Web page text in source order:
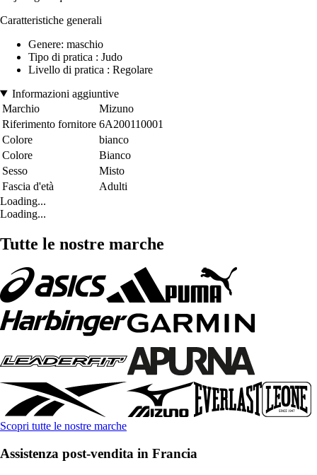
Caratteristiche generali
Genere: maschio
Tipo di pratica : Judo
Livello di pratica : Regolare
Informazioni aggiuntive
Marchio
Mizuno
Riferimento fornitore 6A200110001
Colore
bianco
Colore
Bianco
Sesso
Misto
Fascia d'età
Adulti
Loading...
Loading...
Tutte le nostre marche
Scopri tutte le nostre marche
Assistenza post-vendita in Francia